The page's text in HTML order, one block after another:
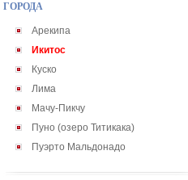
ГОРОДА
Арекипа
Икитос
Куско
Лима
Мачу-Пикчу
Пуно (озеро Титикака)
Пуэрто Мальдонадо